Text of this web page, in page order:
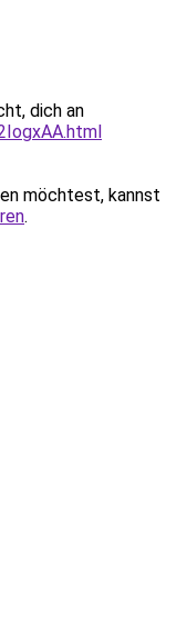
dich an
möchtest, kannst
.